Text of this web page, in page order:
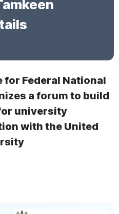
Federal National
a forum to build
university
with the United